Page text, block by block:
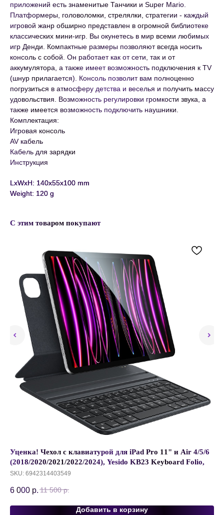
приложений есть знаменитые Танчики и Super Mario.
Платформеры, головоломки, стрелялки, стратегии - каждый
игровой жанр обширно представлен в огромной библиотеке
классических мини-игр. Вы окунетесь в мир всеми любимых
игр Денди. Компактные размеры позволяют всегда носить
консоль с собой. Он работает как от сети, так и от
аккумулятора, а также имеет возможность подключения к TV
(шнур прилагается). Консоль позволит вам полноценно
погрузиться в атмосферу детства и веселья и получить массу
удовольствия. Возможность регулировки громкости звука, а
также имеется возможность подключить наушники.
Комплектация:
Игровая консоль
AV кабель
Кабель для зарядки
Инструкция
LxWxH: 140x55x100 mm
Weight: 120 g
С этим товаром покупают
Уценка! Чехол с клавиатурой для iPad Pro 11" и Air 4/5/6
(2018/2020/2021/2022/2024), Yesido KB23 Keyboard Folio,
BT5.2, Черный
SKU: 6942314403549
6 000 р. 11 500 р.
Добавить в корзину